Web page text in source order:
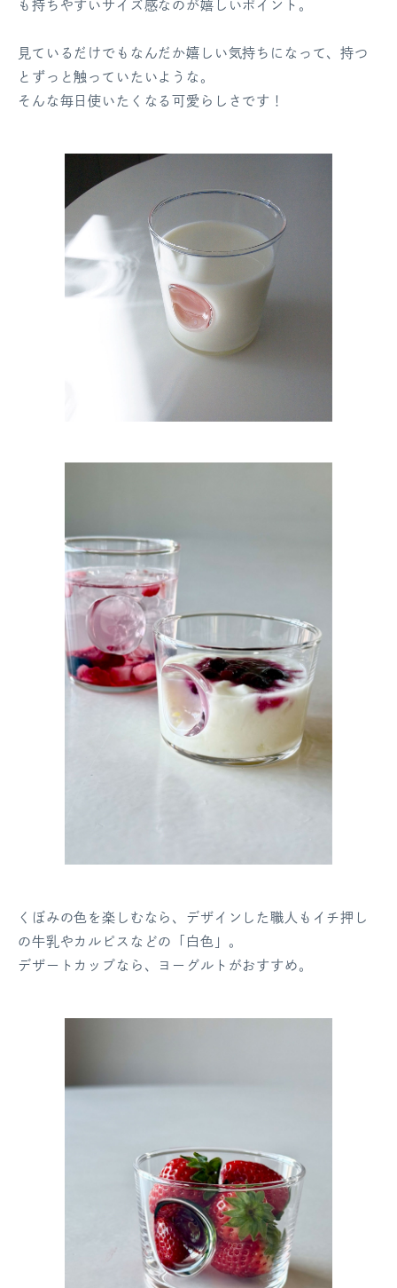
も持ちやすいサイズ感なのが嬉しいポイント。
見ているだけでもなんだか嬉しい気持ちになって、持つ
とずっと触っていたいような。
そんな毎日使いたくなる可愛らしさです！
くぼみの色を楽しむなら、デザインした職人もイチ押し
の牛乳やカルピスなどの「白色」。
デザートカップなら、ヨーグルトがおすすめ。